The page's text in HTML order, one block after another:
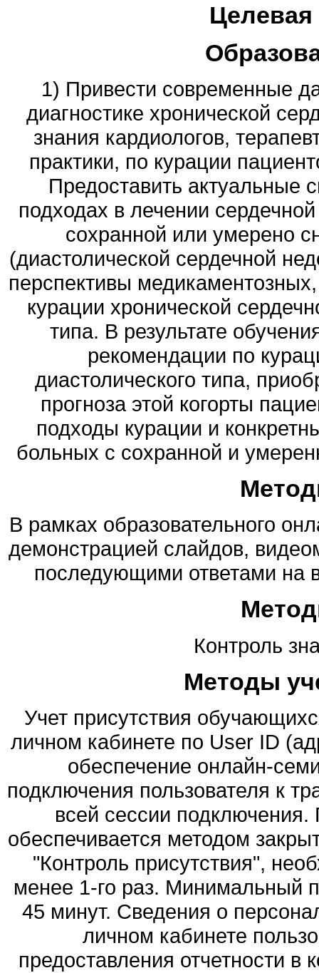
1) Привести современные
диагностике хронической
знания кардиологов,
практики, по курации
Предоставить актуальные
подходах в лечении
сохранной или умерено
(диастолической сердечной
перспективы
курации хронической
типа. В результате
рекомендации по
диастолического типа,
прогноза этой когорты
подходы курации и
больных с сохранной и
В рамках образовательного
демонстрацией слайдов,
последующими ответами на
Контроль
Методы
Учет присутствия
личном кабинете по User ID
обеспечение онлайн-
подключения пользователя к
всей сессии подключения.
обеспечивается методом
"Контроль присутствия",
менее 1-го раз. Минимальный
45 минут. Сведения о
личном кабинете
предоставления отчетности